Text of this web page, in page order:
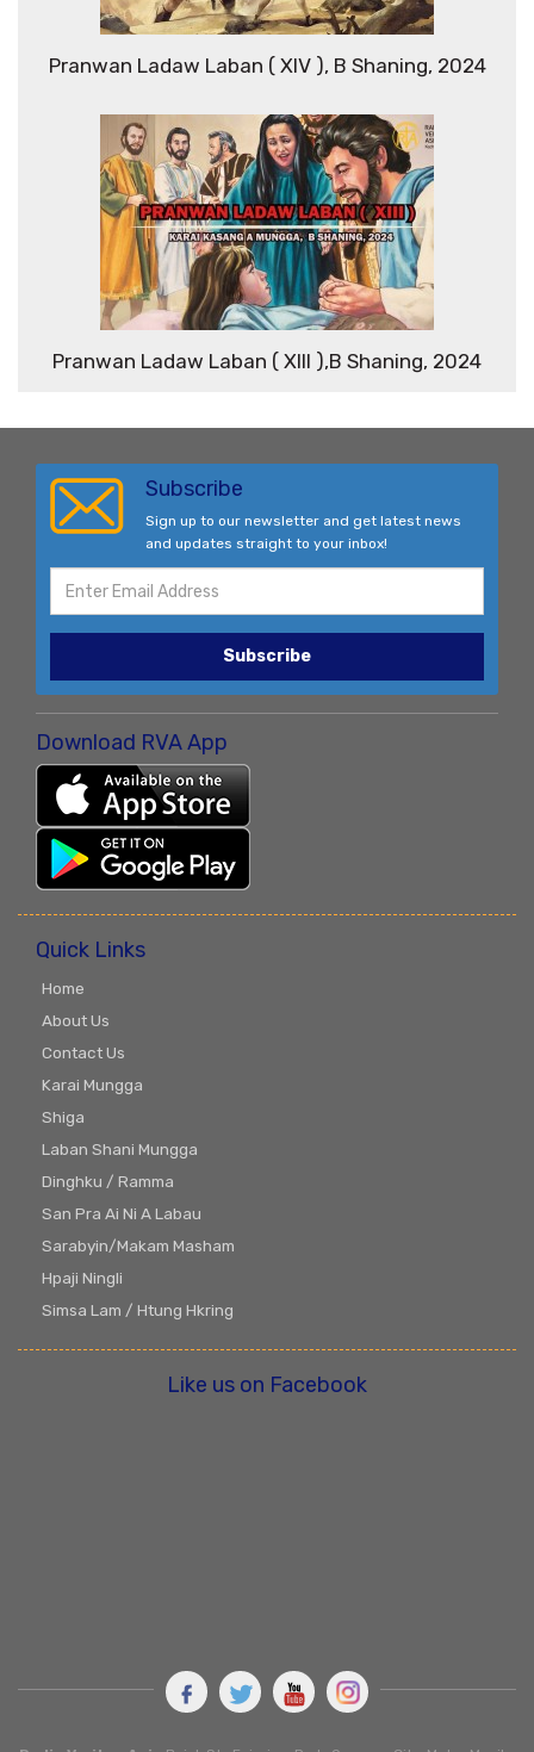
Pranwan Ladaw Laban ( XIV ), B Shaning, 2024
Pranwan Ladaw Laban ( XIII ),B Shaning, 2024
Subscribe
Sign up to our newsletter and get latest news
and updates straight to your inbox!
Subscribe
Download RVA App
Quick Links
Home
About Us
Contact Us
Karai Mungga
Shiga
Laban Shani Mungga
Dinghku / Ramma
San Pra Ai Ni A Labau
Sarabyin/Makam Masham
Hpaji Ningli
Simsa Lam / Htung Hkring
Like us on Facebook